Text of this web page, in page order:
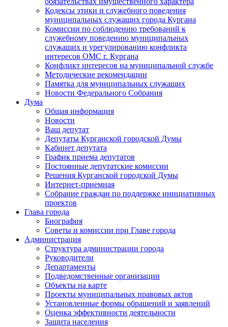
Кодексы этики и служебного поведения
муниципальных служащих города Кургана
Комиссии по соблюдению требований к
служебному поведению муниципальных
служащих и урегулированию конфликта
интересов ОМС г. Кургана
Конфликт интересов на муниципальной службе
Методические рекомендации
Памятка для муниципальных служащих
Новости Федерального Cобрания
Дума
Общая информация
Новости
Ваш депутат
Депутаты Курганской городской Думы
Кабинет депутата
График приема депутатов
Постоянные депутатские комиссии
Решения Курганской городской Думы
Интернет-приемная
Собрание граждан по поддержке инициативных
проектов
Глава города
Биография
Советы и комиссии при Главе города
Администрация
Структура администрации города
Руководители
Департаменты
Подведомственные организации
Объекты на карте
Проекты муниципальных правовых актов
Установленные формы обращений и заявлений
Оценка эффективности деятельности
Защита населения